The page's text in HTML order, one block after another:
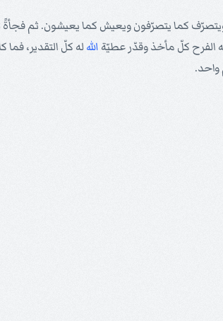
ويتصرّف كما يتصرّفون ويعيش كما يعيشون. ثم
الفرح كلّ مأخذ وقدّر عطيّة الله له كلّ التقدير، فما